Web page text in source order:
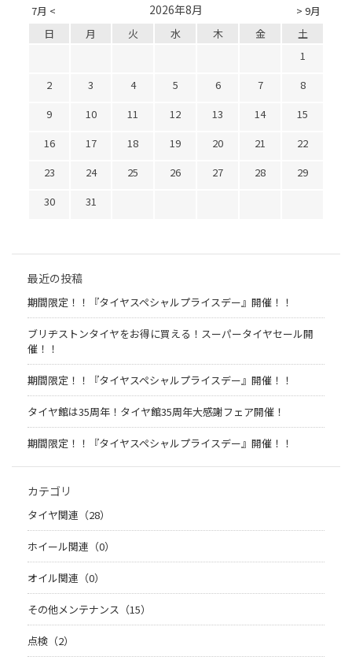
7月 < > 9月
2026年8月
日 月 火 水 木 金
土
1
2
3 4 5 6 7
8
9
10 11 12 13 14
15
16
17 18 19 20 21
22
23
24 25 26 27 28
29
30
31
最近の投稿
期間限定！！『タイヤスペシャルプライスデー』開催！！
ブリヂストンタイヤをお得に買える！スーパータイヤセール開
催！！
期間限定！！『タイヤスペシャルプライスデー』開催！！
タイヤ館は35周年！タイヤ館35周年大感謝フェア開催！
期間限定！！『タイヤスペシャルプライスデー』開催！！
カテゴリ
タイヤ関連（28）
ホイール関連（0）
オイル関連（0）
その他メンテナンス（15）
点検（2）